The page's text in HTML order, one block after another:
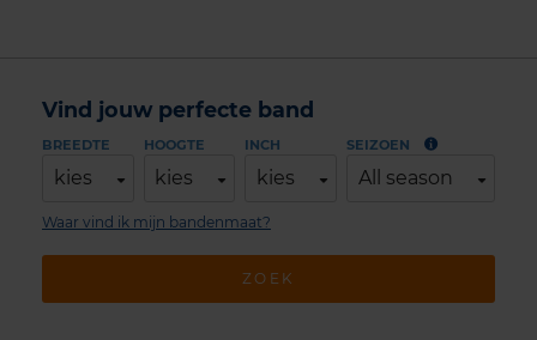
Vind jouw perfecte band
BREEDTE
kies
HOOGTE
kies
INCH
kies
SEIZOEN
All season
ZOEK
Waar vind ik mijn bandenmaat?